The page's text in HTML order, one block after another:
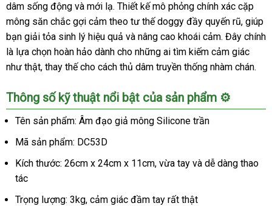
dâm sống động và mới lạ. Thiết kế mô phỏng chính xác cặp
mông săn chắc gợi cảm theo tư thế doggy đầy quyến rũ, giúp
bạn giải tỏa sinh lý hiệu quả và nâng cao khoái cảm. Đây chính
là lựa chọn hoàn hảo dành cho những ai tìm kiếm cảm giác
như thật, thay thế cho cách thủ dâm truyền thống nhàm chán.
Thông số kỹ thuật nổi bật của sản phẩm ⚙️
Tên sản phẩm: Âm đạo giả mông Silicone trần
Mã sản phẩm: DC53D
Kích thước: 26cm x 24cm x 11cm, vừa tay và dễ dàng thao
tác
Trọng lượng: 3kg, cảm giác đầm tay rất thật